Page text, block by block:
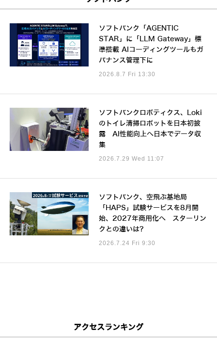
ソフトバンク「AGENTIC
STAR」に「LLM Gateway」標
準搭載 AIコーディングツールもガ
バナンス管理下に
2026.8.7 Fri 13:30
ソフトバンクロボティクス、Loki
のトイレ清掃ロボットを日本初披
露 AI性能向上へ日本でデータ収
集
2026.7.29 Wed 11:07
ソフトバンク、空飛ぶ基地局
「HAPS」試験サービスを8月開
始、2027年商用化へ スターリン
クとの違いは?
2026.7.24 Fri 9:30
アクセスランキング